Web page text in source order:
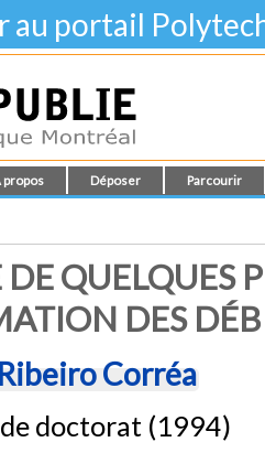
au portail
propos Déposer Parcourir
QUELQUES
DES
Corréa
doctorat (1994)